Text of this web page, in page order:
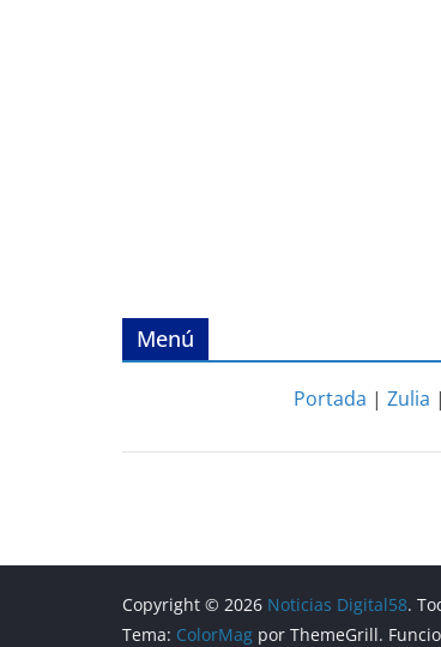
Menú
Portada | Zulia |
Copyright © 2026 Noticias Digital58.
Tema: ColorMag por ThemeGrill.